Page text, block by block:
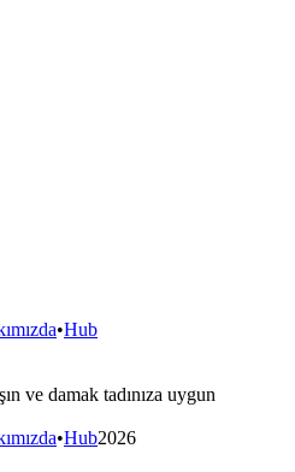
•Hub
ve damak tadınıza uygun
•Hub2026